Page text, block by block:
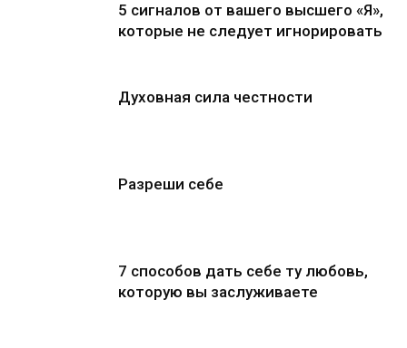
5 сигналов от вашего высшего «Я»,
которые не следует игнорировать
Духовная сила честности
Разреши себе
7 способов дать себе ту любовь,
которую вы заслуживаете